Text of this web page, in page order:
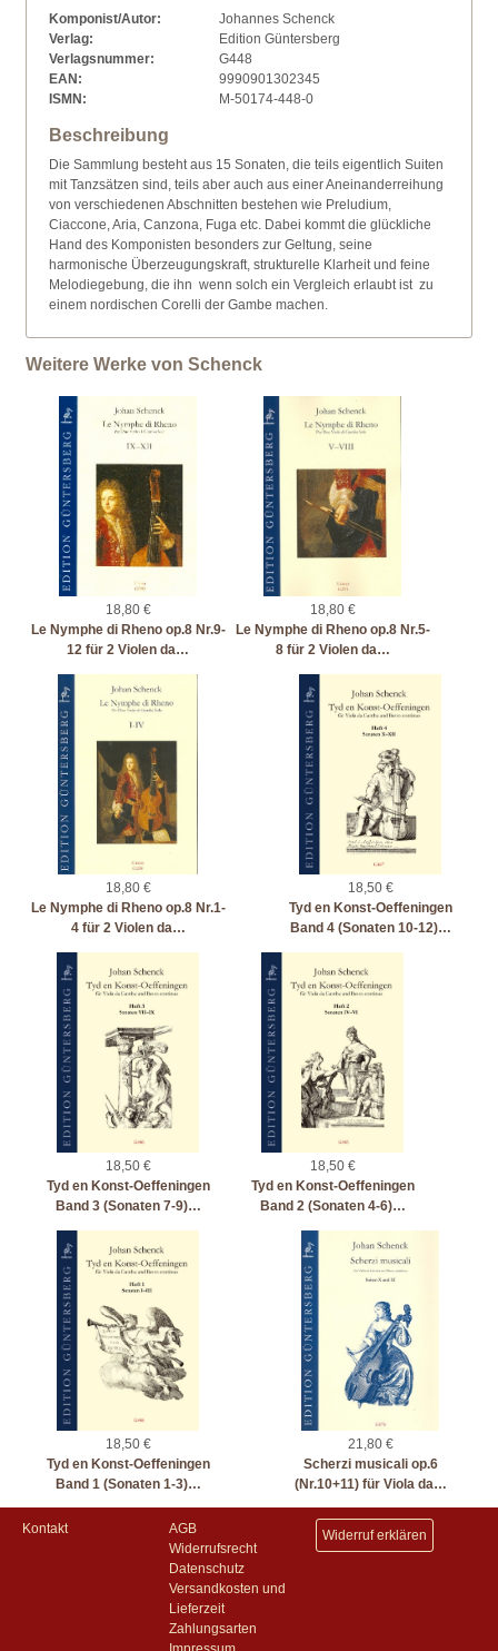
Komponist/Autor:
Johannes Schenck
Verlag:
Edition Güntersberg
Verlagsnummer:
G448
EAN:
9990901302345
ISMN:
M-50174-448-0
Beschreibung
Die Sammlung besteht aus 15 Sonaten, die teils eigentlich Suiten
mit Tanzsätzen sind, teils aber auch aus einer Aneinanderreihung
von verschiedenen Abschnitten bestehen wie Preludium,
Ciaccone, Aria, Canzona, Fuga etc. Dabei kommt die glückliche
Hand des Komponisten besonders zur Geltung, seine
harmonische Überzeugungskraft, strukturelle Klarheit und feine
Melodiegebung, die ihn  wenn solch ein Vergleich erlaubt ist  zu
einem nordischen Corelli der Gambe machen.
Weitere Werke von Schenck
18,80 €
Le Nymphe di Rheno op.8 Nr.9-
12 für 2 Violen da…
18,80 €
Le Nymphe di Rheno op.8 Nr.5-
8 für 2 Violen da…
18,80 €
Le Nymphe di Rheno op.8 Nr.1-
4 für 2 Violen da…
18,50 €
Tyd en Konst-Oeffeningen
Band 4 (Sonaten 10-12)…
18,50 €
Tyd en Konst-Oeffeningen
Band 3 (Sonaten 7-9)…
18,50 €
Tyd en Konst-Oeffeningen
Band 2 (Sonaten 4-6)…
18,50 €
Tyd en Konst-Oeffeningen
Band 1 (Sonaten 1-3)…
21,80 €
Scherzi musicali op.6
(Nr.10+11) für Viola da…
Kontakt
AGB
Widerrufsrecht
Datenschutz
Versandkosten und
Lieferzeit
Zahlungsarten
Widerruf erklären